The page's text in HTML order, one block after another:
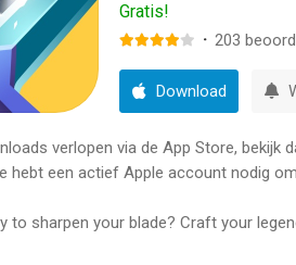
Gratis!
· 203
Download
verlopen via de App Store,
hebt een actief Apple account nodig
to sharpen your blade? Craft your
swords as you can, of all shapes and